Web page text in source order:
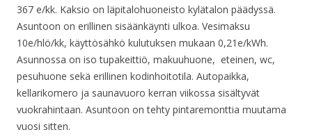
367 e/kk. Kaksio on läpitalohuoneisto kylätalon päädyssä.
Asuntoon on erillinen sisäänkäynti ulkoa. Vesimaksu
10e/hlö/kk, käyttösähkö kulutuksen mukaan 0,21e/kWh.
Asunnossa on iso tupakeittiö, makuuhuone, eteinen, wc,
pesuhuone sekä erillinen kodinhoitotila. Autopaikka,
kellarikomero ja saunavuoro kerran viikossa sisältyvät
vuokrahintaan. Asuntoon on tehty pintaremonttia muutama
vuosi sitten.